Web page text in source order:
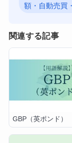
額・自動売買
関連する記事
GBP（英ポンド）